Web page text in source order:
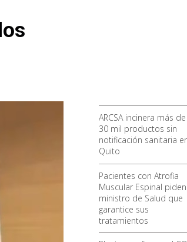
ARCSA incinera más de
30 mil productos sin
notificación sanitaria
Quito
Pacientes con Atrofia
Muscular Espinal
ministro de Salud que
garantice sus
tratamientos